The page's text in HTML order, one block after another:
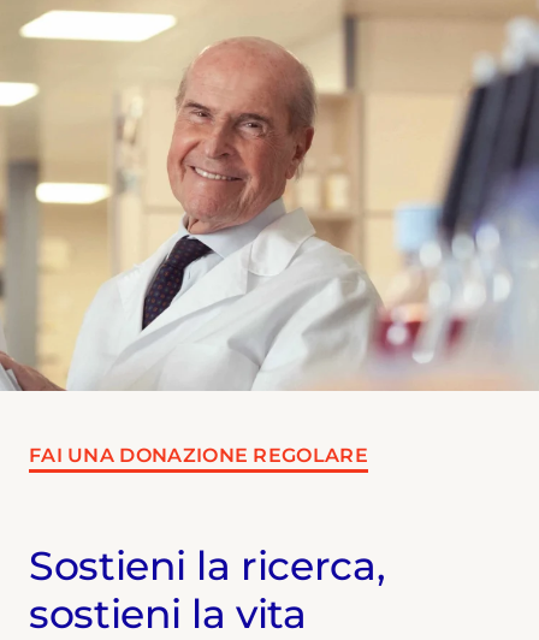
FAI UNA DONAZIONE REGOLARE
Sostieni la ricerca,
sostieni la vita